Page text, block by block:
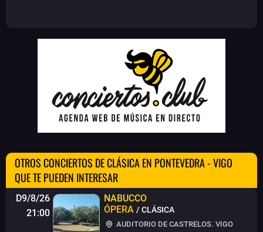
OTROS CONCIERTOS DE CLÁSICA EN PONTEVEDRA - VIGO
QUE TE PUEDEN INTERESAR
D9/8/26
21:00
NABUCCO
ÓPERA / CLÁSICA
AUDITORIO DE CASTRELOS. VIGO